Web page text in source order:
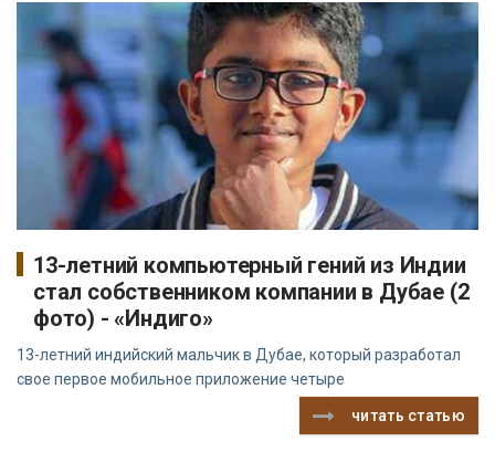
13-летний компьютерный гений из Индии
стал собственником компании в Дубае (2
фото) - «Индиго»
13-летний индийский мальчик в Дубае, который разработал
свое первое мобильное приложение четыре
читать статью